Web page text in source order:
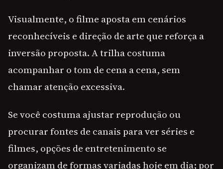
Visualmente, o filme aposta em cenários
reconhecíveis e direção de arte que reforça a
inversão proposta. A trilha costuma
acompanhar o tom de cena a cena, sem
chamar atenção excessiva.
Se você costuma ajustar reprodução ou
procurar fontes de canais para ver séries e
filmes, opções de entretenimento se
organizam de formas variadas hoje em dia; por